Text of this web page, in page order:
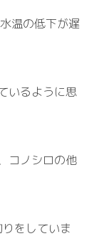
温の低下が遅
いるように思
コノシロの他
りを していま